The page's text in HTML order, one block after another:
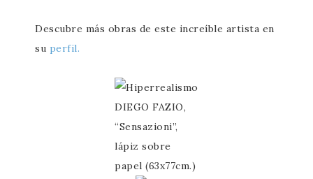
Descubre más obras de este increíble artista en
su perfil.
DIEGO FAZIO,
“Sensazioni”,
lápiz sobre
papel (63x77cm.)